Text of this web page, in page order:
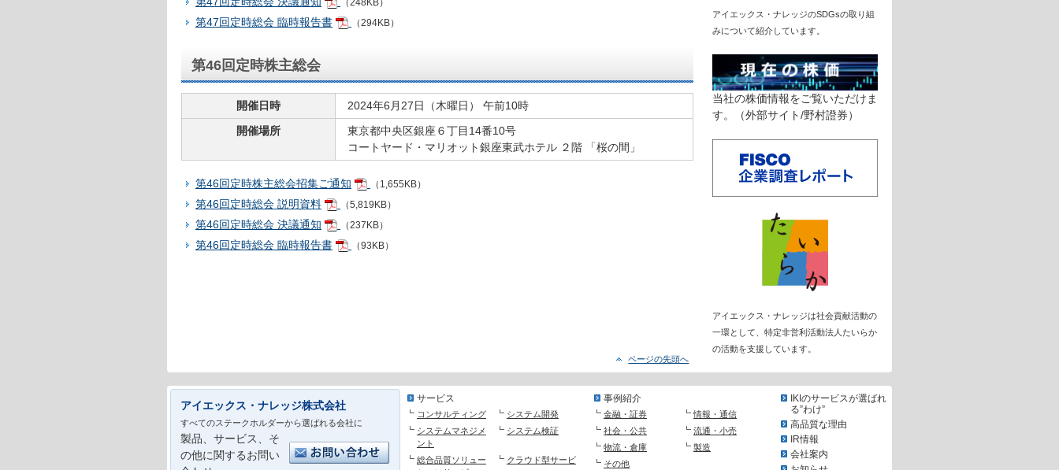
アイエックス・ナレッジのSDGsの取り組
みについて紹介しています。
当社の株価情報をご覧いただけま
す。（外部サイト/野村證券）
アイエックス・ナレッジは社会貢献活動の
一環として、特定非営利活動法人たいらか
の活動を支援しています。
第47回定時総会 臨時報告書 （294KB）
第46回定時株主総会
開催日時
2024年6月27日（木曜日） 午前10時
開催場所
東京都中央区銀座６丁目14番10号
コートヤード・マリオット銀座東武ホテル ２階 「桜の間」
第46回定時株主総会招集ご通知 （1,655KB）
第46回定時総会 説明資料 （5,819KB）
第46回定時総会 決議通知 （237KB）
第46回定時総会 臨時報告書 （93KB）
アイエックス・ナレッジ株式会社
すべてのステークホルダーから選ばれる会社に
製品、サービス、そ
の他に関するお問い
サービス
コンサルティング
システム開発
システムマネジメ
ント
システム検証
総合品質ソリュー
クラウド型サービ
事例紹介
金融・証券
情報・通信
社会・公共
流通・小売
物流・倉庫
製造
その他
IKIのサービスが選ばれ
る”わけ”
高品質な理由
IR情報
会社案内
ページの先頭へ